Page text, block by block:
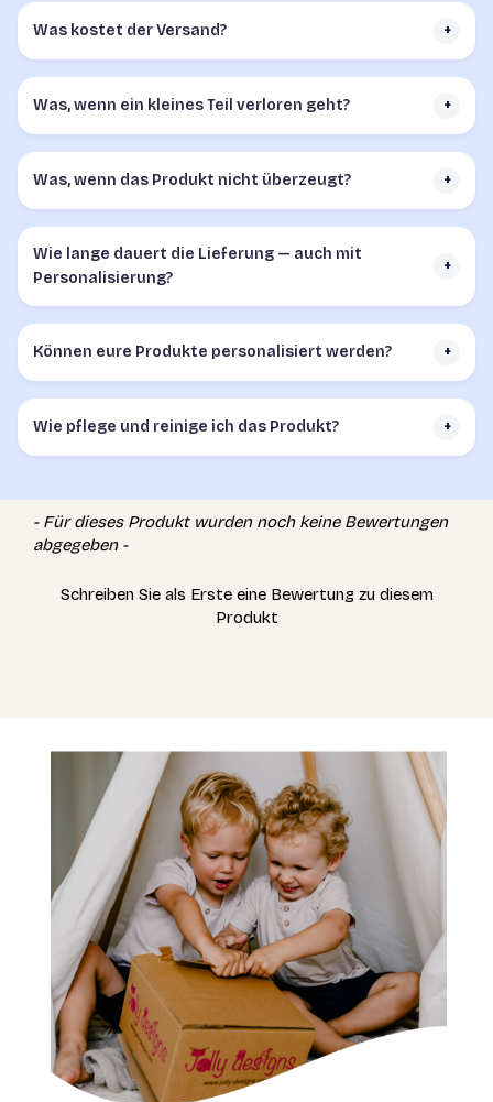
Was kostet der Versand? +
Was, wenn ein kleines Teil verloren geht? +
Was, wenn das Produkt nicht überzeugt? +
Wie lange dauert die Lieferung — auch mit
Personalisierung?
+
Können eure Produkte personalisiert werden? +
Wie pflege und reinige ich das Produkt? +
- Für dieses Produkt wurden noch keine Bewertungen
abgegeben -
Schreiben Sie als Erste eine Bewertung zu diesem
Produkt
New content loaded